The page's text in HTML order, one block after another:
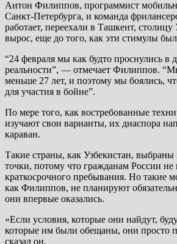
Антон Филиппов, программист
Санкт-Петербурга, и команда
работает, переехали в Ташкент, столицу
вырос, еще до того, как эти стимулы
“24 февраля мы как будто проснулись в
реальности”, — отмечает Филиппов.
меньше 27 лет, и поэтому мы боялись,
для участия в бойне”.
По мере того, как востребованные
изучают свои варианты, их диаспора
караван.
Такие страны, как Узбекистан, выбраны
точки, потому что гражданам России
краткосрочного пребывания. Но такие
как Филиппов, не планируют
они впервые оказались.
«Если условия, которые они найдут,
которые им были обещаны, они просто
сказал он.